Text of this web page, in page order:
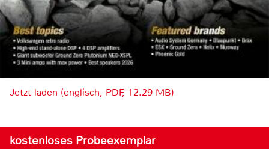
Jetzt laden (englisch, PDF, 12.29 MB)
kostenloses Probeexemplar